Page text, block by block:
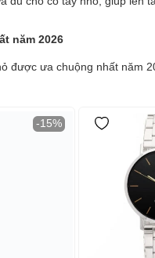
năm 2026
được ưa chuộng nhất năm
-15%